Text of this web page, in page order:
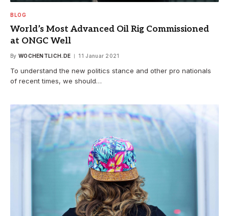
BLOG
World’s Most Advanced Oil Rig Commissioned
at ONGC Well
By WOCHENTLICH.DE 11 Januar 2021
To understand the new politics stance and other pro nationals
of recent times, we should…